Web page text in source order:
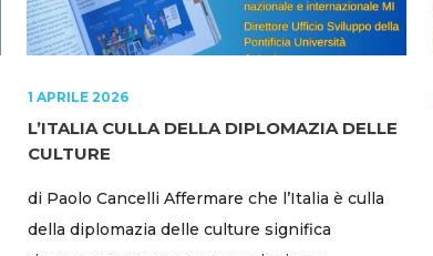
1 APRILE 2026
L’ITALIA CULLA DELLA DIPLOMAZIA DELLE
CULTURE
di Paolo Cancelli Affermare che l’Italia è culla
della diplomazia delle culture significa